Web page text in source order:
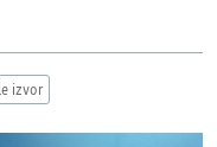
izvor